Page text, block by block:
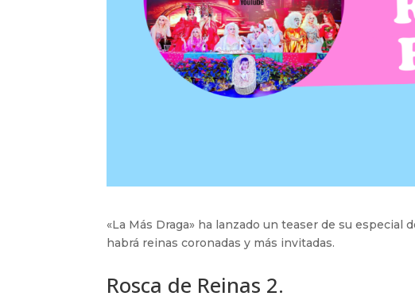
«La Más Draga» ha lanzado un teaser de su especial
habrá reinas coronadas y más invitadas.
Rosca de Reinas 2.